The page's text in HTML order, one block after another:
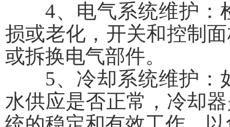
4、电气系统维护：
损或老化，开关和控制
或拆换电气部件。
5、冷却系统维护：
水供应是否正常，冷却